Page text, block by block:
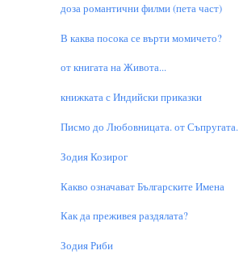
доза романтични филми (пета част)
В каква посока се върти момичето?
от книгата на Живота...
книжката с Индийски приказки
Писмо до Любовницата. от Съпругата.
Зодия Козирог
Какво означават Българските Имена
Как да преживея раздялата?
Зодия Риби